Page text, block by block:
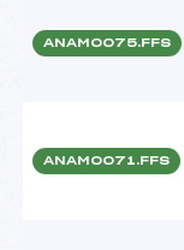
ANAM0075.FFS
ANAM0071.FFS